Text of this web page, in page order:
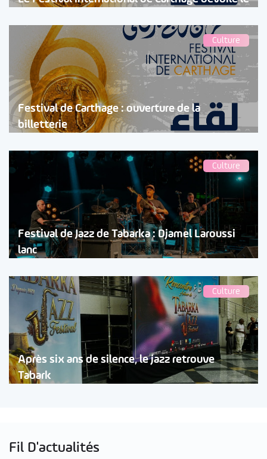
Culture
Festival de Carthage : ouverture de la
billetterie
Culture
Festival de Jazz de Tabarka : Djamel Laroussi
lanc
Culture
Après six ans de silence, le jazz retrouve
Tabark
Fil D'actualités